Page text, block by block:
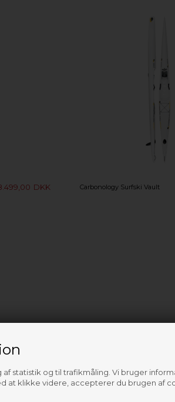
statistik og til trafikmåling. Vi bruger
at klikke videre, accepterer du brugen af
DKK Carbonology Surfski Vault